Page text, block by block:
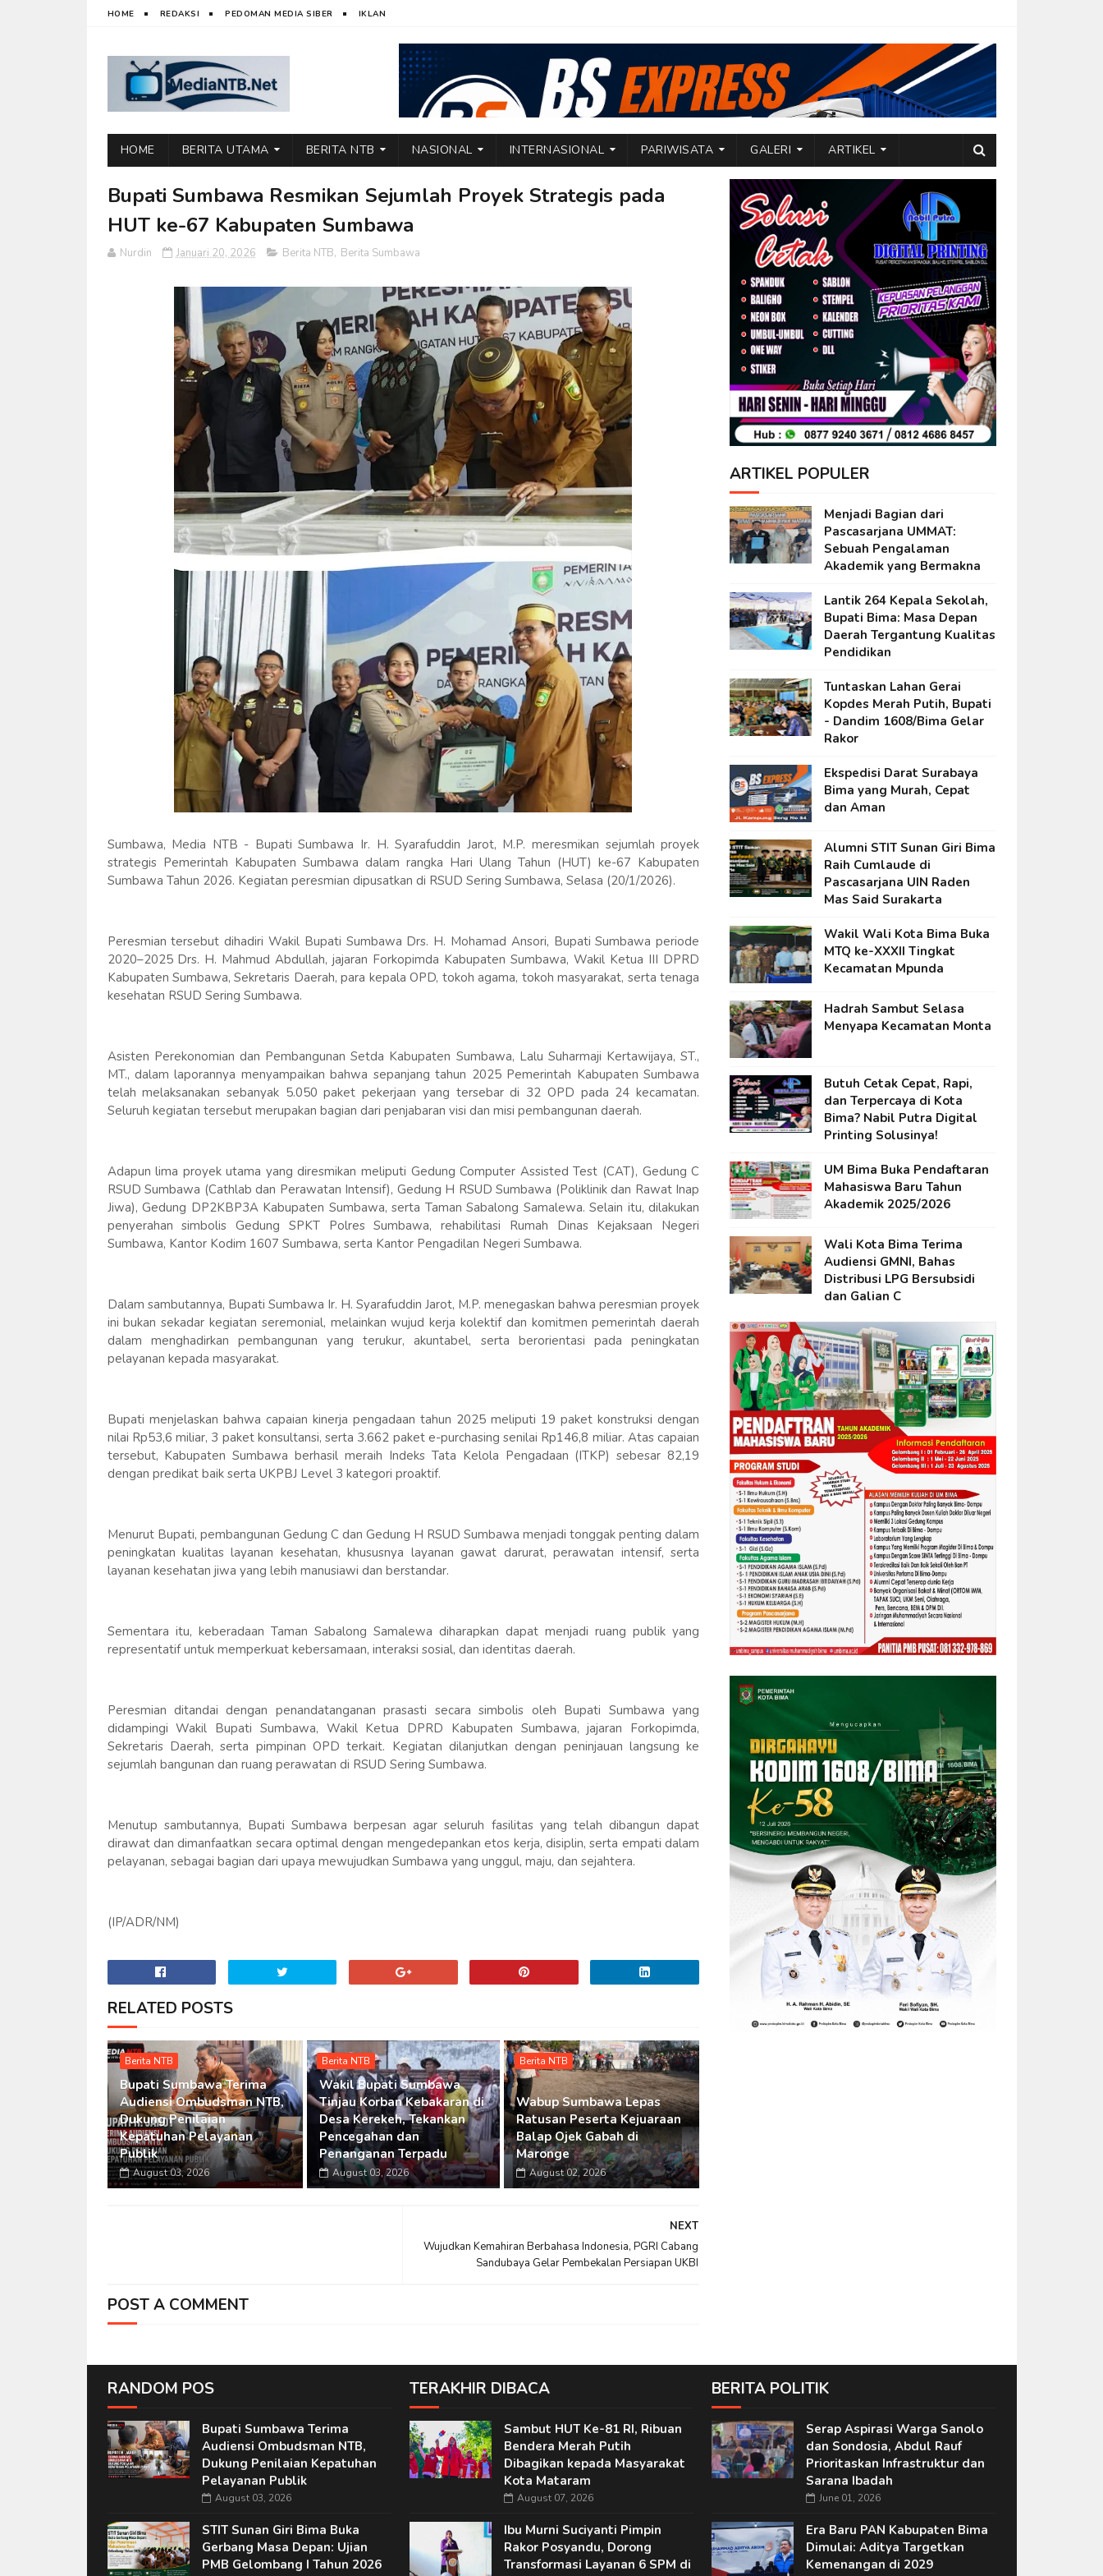
HOME REDAKSI PEDOMAN MEDIA SIBER IKLAN
HOME BERITA UTAMA BERITA NTB NASIONAL INTERNASIONAL PARIWISATA GALERI ARTIKEL
Bupati Sumbawa Resmikan Sejumlah Proyek Strategis pada
HUT ke-67 Kabupaten Sumbawa
Nurdin Januari 20, 2026 Berita NTB, Berita Sumbawa
Sumbawa, Media NTB - Bupati Sumbawa Ir. H. Syarafuddin Jarot, M.P. meresmikan sejumlah proyek
strategis Pemerintah Kabupaten Sumbawa dalam rangka Hari Ulang Tahun (HUT) ke-67 Kabupaten
Sumbawa Tahun 2026. Kegiatan peresmian dipusatkan di RSUD Sering Sumbawa, Selasa (20/1/2026).
Peresmian tersebut dihadiri Wakil Bupati Sumbawa Drs. H. Mohamad Ansori, Bupati Sumbawa periode
2020–2025 Drs. H. Mahmud Abdullah, jajaran Forkopimda Kabupaten Sumbawa, Wakil Ketua III DPRD
Kabupaten Sumbawa, Sekretaris Daerah, para kepala OPD, tokoh agama, tokoh masyarakat, serta tenaga
kesehatan RSUD Sering Sumbawa.
Asisten Perekonomian dan Pembangunan Setda Kabupaten Sumbawa, Lalu Suharmaji Kertawijaya, ST.,
MT., dalam laporannya menyampaikan bahwa sepanjang tahun 2025 Pemerintah Kabupaten Sumbawa
telah melaksanakan sebanyak 5.050 paket pekerjaan yang tersebar di 32 OPD pada 24 kecamatan.
Seluruh kegiatan tersebut merupakan bagian dari penjabaran visi dan misi pembangunan daerah.
Adapun lima proyek utama yang diresmikan meliputi Gedung Computer Assisted Test (CAT), Gedung C
RSUD Sumbawa (Cathlab dan Perawatan Intensif), Gedung H RSUD Sumbawa (Poliklinik dan Rawat Inap
Jiwa), Gedung DP2KBP3A Kabupaten Sumbawa, serta Taman Sabalong Samalewa. Selain itu, dilakukan
penyerahan simbolis Gedung SPKT Polres Sumbawa, rehabilitasi Rumah Dinas Kejaksaan Negeri
Sumbawa, Kantor Kodim 1607 Sumbawa, serta Kantor Pengadilan Negeri Sumbawa.
Dalam sambutannya, Bupati Sumbawa Ir. H. Syarafuddin Jarot, M.P. menegaskan bahwa peresmian proyek
ini bukan sekadar kegiatan seremonial, melainkan wujud kerja kolektif dan komitmen pemerintah daerah
dalam menghadirkan pembangunan yang terukur, akuntabel, serta berorientasi pada peningkatan
pelayanan kepada masyarakat.
Bupati menjelaskan bahwa capaian kinerja pengadaan tahun 2025 meliputi 19 paket konstruksi dengan
nilai Rp53,6 miliar, 3 paket konsultansi, serta 3.662 paket e-purchasing senilai Rp146,8 miliar. Atas capaian
tersebut, Kabupaten Sumbawa berhasil meraih Indeks Tata Kelola Pengadaan (ITKP) sebesar 82,19
dengan predikat baik serta UKPBJ Level 3 kategori proaktif.
Menurut Bupati, pembangunan Gedung C dan Gedung H RSUD Sumbawa menjadi tonggak penting dalam
peningkatan kualitas layanan kesehatan, khususnya layanan gawat darurat, perawatan intensif, serta
layanan kesehatan jiwa yang lebih manusiawi dan berstandar.
Sementara itu, keberadaan Taman Sabalong Samalewa diharapkan dapat menjadi ruang publik yang
representatif untuk memperkuat kebersamaan, interaksi sosial, dan identitas daerah.
Peresmian ditandai dengan penandatanganan prasasti secara simbolis oleh Bupati Sumbawa yang
didampingi Wakil Bupati Sumbawa, Wakil Ketua DPRD Kabupaten Sumbawa, jajaran Forkopimda,
Sekretaris Daerah, serta pimpinan OPD terkait. Kegiatan dilanjutkan dengan peninjauan langsung ke
sejumlah bangunan dan ruang perawatan di RSUD Sering Sumbawa.
Menutup sambutannya, Bupati Sumbawa berpesan agar seluruh fasilitas yang telah dibangun dapat
dirawat dan dimanfaatkan secara optimal dengan mengedepankan etos kerja, disiplin, serta empati dalam
pelayanan, sebagai bagian dari upaya mewujudkan Sumbawa yang unggul, maju, dan sejahtera.
(IP/ADR/NM)
RELATED POSTS
Berita NTB
Bupati Sumbawa Terima
Audiensi Ombudsman NTB,
Dukung Penilaian
Kepatuhan Pelayanan
Publik
August 03, 2026
Berita NTB
Wakil Bupati Sumbawa
Tinjau Korban Kebakaran di
Desa Kerekeh, Tekankan
Pencegahan dan
Penanganan Terpadu
August 03, 2026
Berita NTB
Wabup Sumbawa Lepas
Ratusan Peserta Kejuaraan
Balap Ojek Gabah di
Maronge
August 02, 2026
NEXT
Wujudkan Kemahiran Berbahasa Indonesia, PGRI Cabang
Sandubaya Gelar Pembekalan Persiapan UKBI
POST A COMMENT
ARTIKEL POPULER
Menjadi Bagian dari
Pascasarjana UMMAT:
Sebuah Pengalaman
Akademik yang Bermakna
Lantik 264 Kepala Sekolah,
Bupati Bima: Masa Depan
Daerah Tergantung Kualitas
Pendidikan
Tuntaskan Lahan Gerai
Kopdes Merah Putih, Bupati
- Dandim 1608/Bima Gelar
Rakor
Ekspedisi Darat Surabaya
Bima yang Murah, Cepat
dan Aman
Alumni STIT Sunan Giri Bima
Raih Cumlaude di
Pascasarjana UIN Raden
Mas Said Surakarta
Wakil Wali Kota Bima Buka
MTQ ke-XXXII Tingkat
Kecamatan Mpunda
Hadrah Sambut Selasa
Menyapa Kecamatan Monta
Butuh Cetak Cepat, Rapi,
dan Terpercaya di Kota
Bima? Nabil Putra Digital
Printing Solusinya!
UM Bima Buka Pendaftaran
Mahasiswa Baru Tahun
Akademik 2025/2026
Wali Kota Bima Terima
Audiensi GMNI, Bahas
Distribusi LPG Bersubsidi
dan Galian C
RANDOM POS
Bupati Sumbawa Terima
Audiensi Ombudsman NTB,
Dukung Penilaian Kepatuhan
Pelayanan Publik
August 03, 2026
STIT Sunan Giri Bima Buka
Gerbang Masa Depan: Ujian
PMB Gelombang I Tahun 2026
TERAKHIR DIBACA
Sambut HUT Ke-81 RI, Ribuan
Bendera Merah Putih
Dibagikan kepada Masyarakat
Kota Mataram
August 07, 2026
Ibu Murni Suciyanti Pimpin
Rakor Posyandu, Dorong
Transformasi Layanan 6 SPM di
BERITA POLITIK
Serap Aspirasi Warga Sanolo
dan Sondosia, Abdul Rauf
Prioritaskan Infrastruktur dan
Sarana Ibadah
June 01, 2026
Era Baru PAN Kabupaten Bima
Dimulai: Aditya Targetkan
Kemenangan di 2029